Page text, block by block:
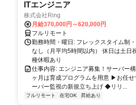
ITエンジニア
株式会社Ring
月給370,000円～620,000円
フルリモート
勤務時間・曜日: フレックスタイム制
なし（月平均5時間以内） 休日は土日
種休暇あり
仕事内容: エンジニア募集！サーバー
ヶ月は育成プログラムを用意 ▶お任
ーバー監視の新規立ち上げ ◆リリ...
フルリモート 在宅OK 昇給あり